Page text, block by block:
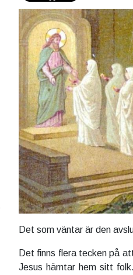
Det som väntar är den
Det finns flera tecken på
Jesus hämtar hem sitt